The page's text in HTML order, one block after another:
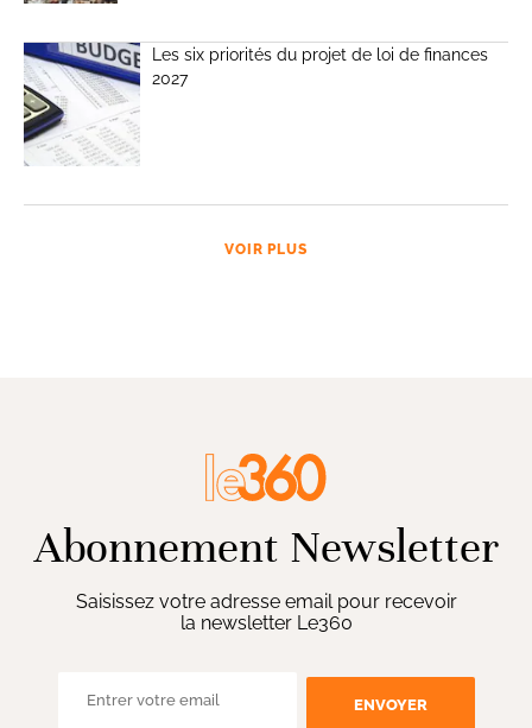
Les six priorités du projet de loi de finances
2027
VOIR PLUS
Abonnement Newsletter
Saisissez votre adresse email pour recevoir
la newsletter Le360
ENVOYER